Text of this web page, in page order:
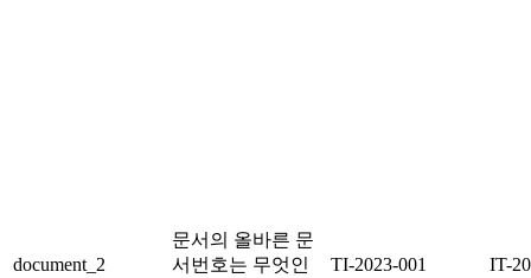
document_2
문서의 올바른 문
서번호는 무엇인
TI-2023-001 IT-